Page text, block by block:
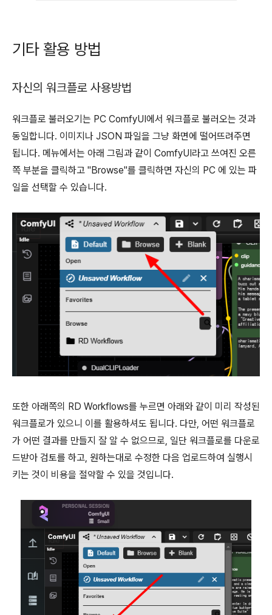
기타 활용 방법
자신의 워크플로 사용방법
워크플로 불러오기는 PC ComfyUI에서 워크플로 불러오는 것과
동일합니다. 이미지나 JSON 파일을 그냥 화면에 떨어뜨려주면
됩니다. 메뉴에서는 아래 그림과 같이 ComfyUI라고 쓰여진 오른
쪽 부분을 클릭하고 "Browse"를 클릭하면 자신의 PC 에 있는 파
일을 선택할 수 있습니다.
또한 아래쪽의 RD Workflows를 누르면 아래와 같이 미리 작성된
워크플로가 있으니 이를 활용하셔도 됩니다. 다만, 어떤 워크플로
가 어떤 결과를 만들지 잘 알 수 없으므로, 일단 워크플로를 다운로
드받아 검토를 하고, 원하는대로 수정한 다음 업로드하여 실행시
키는 것이 비용을 절약할 수 있을 것입니다.